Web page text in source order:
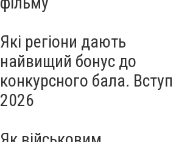
Які регіони дають
найвищий бонус до
конкурсного бала. Вступ
2026